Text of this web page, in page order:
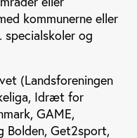
kommunerne eller
specialskoler og
(Landsforeningen
Idræt for
GAME,
Bolden, Get2sport,